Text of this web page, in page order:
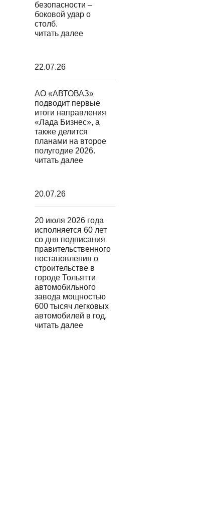
безопасности –
боковой удар о
столб.
читать далее
22.07.26
АО «АВТОВАЗ»
подводит первые
итоги направления
«Лада Бизнес», а
также делится
планами на второе
полугодие 2026.
читать далее
20.07.26
20 июля 2026 года
исполняется 60 лет
со дня подписания
правительственного
постановления о
строительстве в
городе Тольятти
автомобильного
завода мощностью
600 тысяч легковых
автомобилей в год.
читать далее